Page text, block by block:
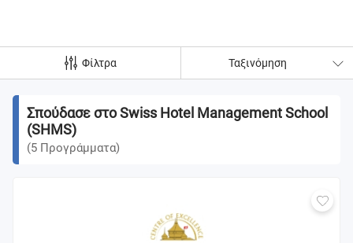
Φίλτρα Ταξινόμηση
Σπούδασε στο Swiss Hotel Management School
(SHMS)
(5 Προγράμματα)